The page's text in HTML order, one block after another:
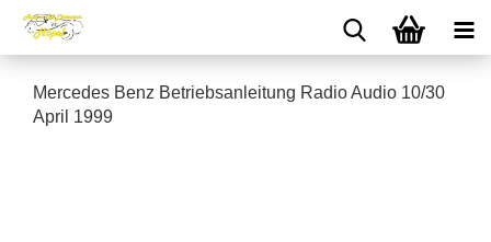
Mercedes Benz Betriebsanleitung Radio Audio 10/30
April 1999